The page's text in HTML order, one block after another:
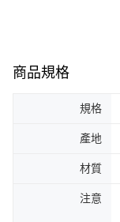
商品規格
規格
產地
材質
注意